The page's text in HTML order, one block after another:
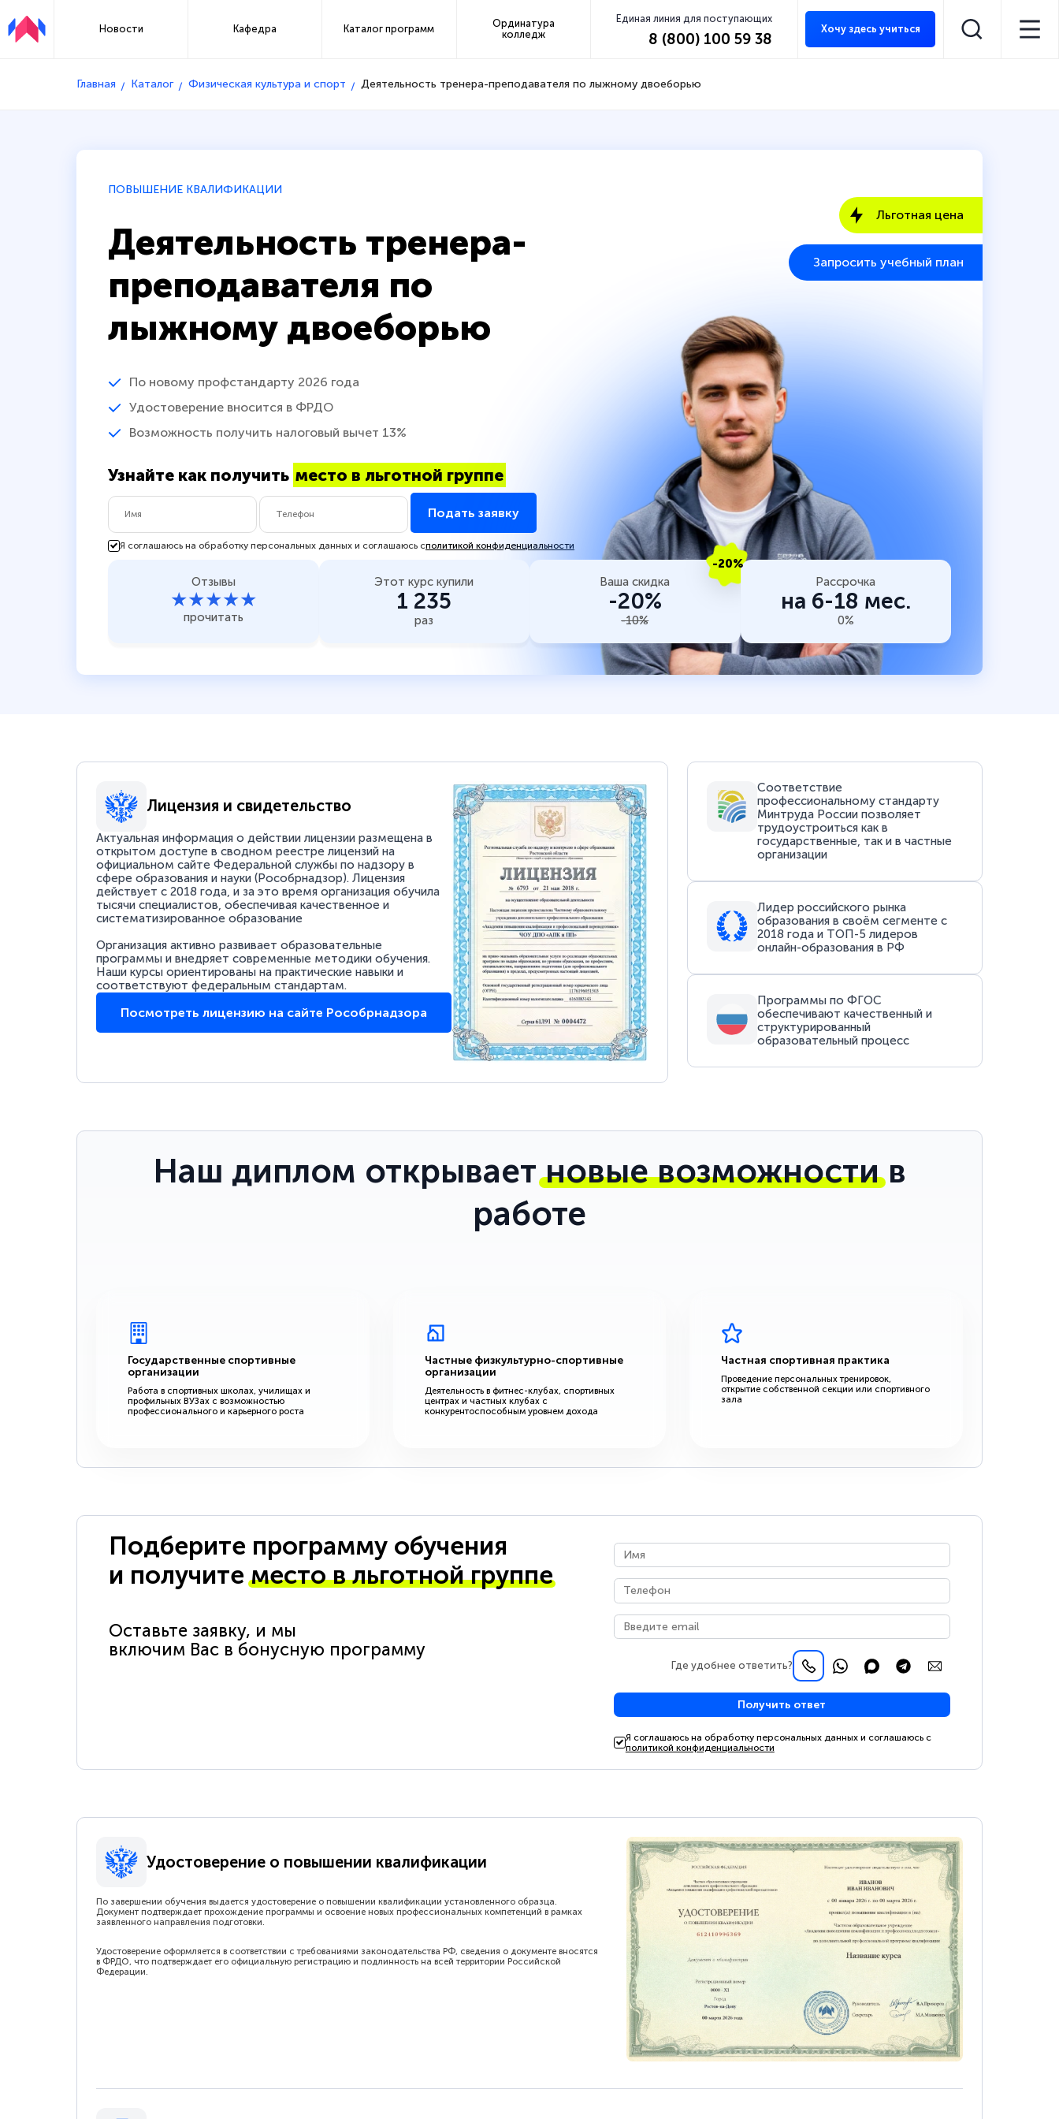
Новости Кафедра Каталог программ
Ординатура
колледж
Единая линия для поступающих
8 (800) 100 59 38
Хочу здесь учиться
Главная Каталог Физическая культура и спорт Деятельность тренера-преподавателя по лыжному двоеборью
ПОВЫШЕНИЕ КВАЛИФИКАЦИИ
Деятельность тренера-
преподавателя по
лыжному двоеборью
По новому профстандарту 2026 года
Удостоверение вносится в ФРДО
Возможность получить налоговый вычет 13%
Узнайте как получить место в льготной группе
Подать заявку
Я соглашаюсь на обработку персональных данных и соглашаюсь сполитикой конфиденциальности
Льготная цена
Запросить учебный план
Отзывы
★★★★★
прочитать
Этот курс купили
1 235
раз
-20%
Ваша скидка
-20%
-10%
Рассрочка
на 6-18 мес.
0%
Лицензия и свидетельство
Актуальная информация о действии лицензии размещена в
открытом доступе в сводном реестре лицензий на
официальном сайте Федеральной службы по надзору в
сфере образования и науки (Рособрнадзор). Лицензия
действует с 2018 года, и за это время организация обучила
тысячи специалистов, обеспечивая качественное и
систематизированное образование
Организация активно развивает образовательные
программы и внедряет современные методики обучения.
Наши курсы ориентированы на практические навыки и
соответствуют федеральным стандартам.
Посмотреть лицензию на сайте Рособрнадзора
Соответствие
профессиональному стандарту
Минтруда России позволяет
трудоустроиться как в
государственные, так и в частные
организации
Лидер российского рынка
образования в своём сегменте с
2018 года и ТОП-5 лидеров
онлайн-образования в РФ
Программы по ФГОС
обеспечивают качественный и
структурированный
образовательный процесс
Наш диплом открываетновые возможностив
работе
Государственные спортивные
организации
Работа в спортивных школах, училищах и
профильных ВУЗах с возможностью
профессионального и карьерного роста
Частные физкультурно-спортивные
организации
Деятельность в фитнес-клубах, спортивных
центрах и частных клубах с
конкурентоспособным уровнем дохода
Частная спортивная практика
Проведение персональных тренировок,
открытие собственной секции или спортивного
зала
Подберите программу обучения
и получитеместо в льготной группе
Оставьте заявку, и мы
включим Вас в бонусную программу
Где удобнее ответить?
Получить ответ
Я соглашаюсь на обработку персональных данных и соглашаюсь с
политикой конфиденциальности
Удостоверение о повышении квалификации
По завершении обучения выдается удостоверение о повышении квалификации установленного образца.
Документ подтверждает прохождение программы и освоение новых профессиональных компетенций в рамках
заявленного направления подготовки.
Удостоверение оформляется в соответствии с требованиями законодательства РФ, сведения о документе вносятся
в ФРДО, что подтверждает его официальную регистрацию и подлинность на всей территории Российской
Федерации.